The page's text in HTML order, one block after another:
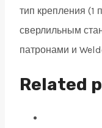
тип крепления (1
сверлильным
патронами и
Related